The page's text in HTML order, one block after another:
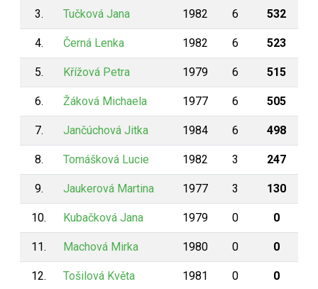
3. Tučková Jana 1982 6 532
4. Černá Lenka 1982 6 523
5. Křížová Petra 1979 6 515
6. Žáková Michaela 1977 6 505
7. Jančúchová Jitka 1984 6 498
8. Tomášková Lucie 1982 3 247
9. Jaukerová Martina 1977 3 130
10. Kubačková Jana 1979 0 0
11. Machová Mirka 1980 0 0
12. Tošilová Květa 1981 0 0